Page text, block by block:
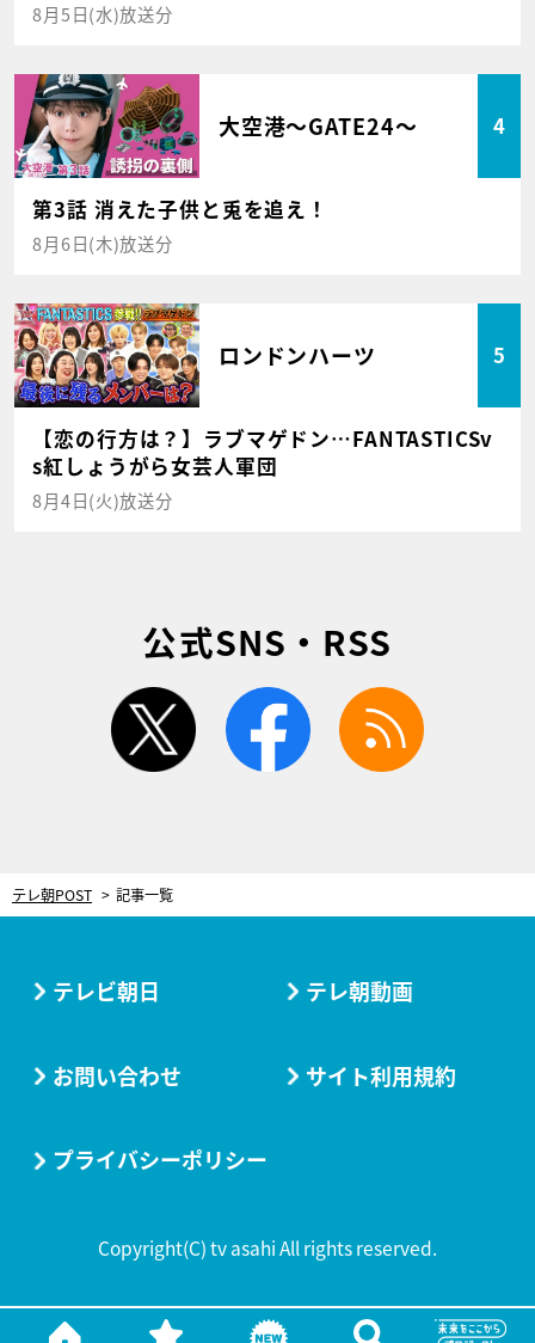
8月5日(水)放送分
大空港～GATE24～ 4
第3話 消えた子供と兎を追え！
8月6日(木)放送分
ロンドンハーツ 5
【恋の行方は？】ラブマゲドン…FANTASTICSv
s紅しょうがら女芸人軍団
8月4日(火)放送分
公式SNS・RSS
twitter facebook
テレ朝POST 記事一覧
テレビ朝日 テレ朝動画
お問い合わせ サイト利用規約
プライバシーポリシー
Copyright(C) tv asahi All rights reserved.